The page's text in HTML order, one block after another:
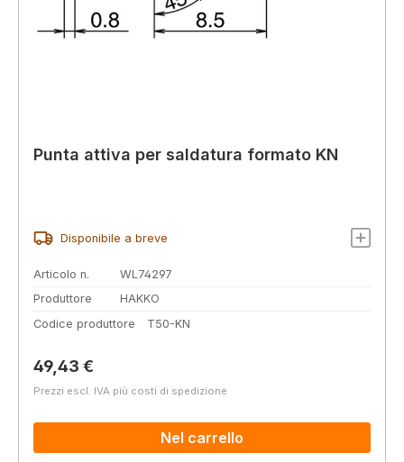
Punta attiva per saldatura formato KN
Disponibile a breve
Articolo n.
WL74297
Produttore
HAKKO
Codice produttore
T50-KN
Prezzo normale:
49,43 €
Prezzi escl. IVA più costi di spedizione
Nel carrello